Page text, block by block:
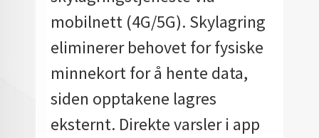
mobilnett (4G/5G). Skylagring
eliminerer behovet for fysiske
minnekort for å hente data,
siden opptakene lagres
eksternt. Direkte varsler i app